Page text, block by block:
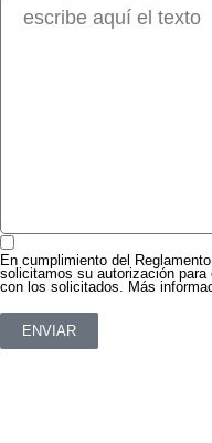
En cumplimiento del
solicitamos su autorización
con los solicitados. Más
ENVIAR